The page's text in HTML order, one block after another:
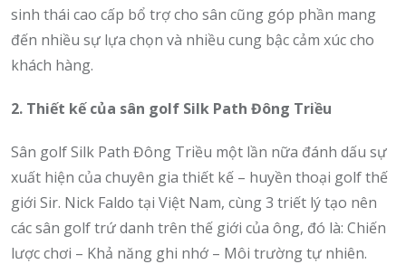
sinh thái cao cấp bổ trợ cho sân cũng góp phần mang
đến nhiều sự lựa chọn và nhiều cung bậc cảm xúc cho
khách hàng.
2. Thiết kế của sân golf Silk Path Đông Triều
Sân golf Silk Path Đông Triều một lần nữa đánh dấu sự
xuất hiện của chuyên gia thiết kế – huyền thoại golf thế
giới Sir. Nick Faldo tại Việt Nam, cùng 3 triết lý tạo nên
các sân golf trứ danh trên thế giới của ông, đó là: Chiến
lược chơi – Khả năng ghi nhớ – Môi trường tự nhiên.